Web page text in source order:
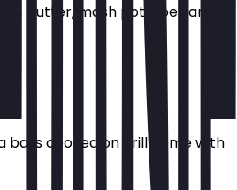
butter, mash potatoes and
bass cooked on grill come with